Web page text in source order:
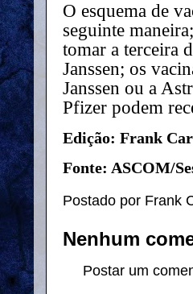
O esquema de
seguinte
tomar a terceira
Janssen; os
Janssen ou a
Pfizer podem
Edição: Frank
Fonte: ASCOM/
Postado por Frank
Nenhum
Postar um